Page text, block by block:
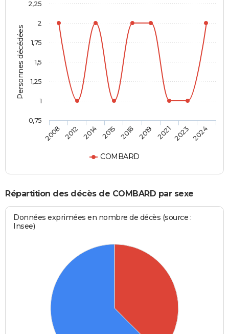
Personnes décédées
COMBARD
2008 2012 2014 2015 2018 2019 20212023 2024
0,75
1
1,25
1,5
1,75
2
2,25
Répartition des décès de COMBARD par sexe
Données exprimées en nombre de décès (source :
Insee)